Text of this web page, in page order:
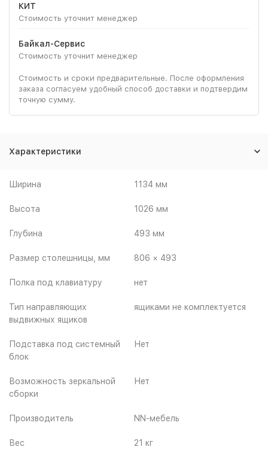
КИТ
Стоимость уточнит менеджер
Байкал-Сервис
Стоимость уточнит менеджер
Стоимость и сроки предварительные. После оформления
заказа согласуем удобный способ доставки и подтвердим
точную сумму.
Характеристики
Ширина 1134 мм
Высота 1026 мм
Глубина 493 мм
Размер столешницы, мм 806 × 493
Полка под клавиатуру нет
Тип направляющих
выдвижных ящиков
ящиками не комплектуется
Подставка под системный
блок
Нет
Возможность зеркальной
сборки
Нет
Производитель NN-мебель
Вес 21 кг